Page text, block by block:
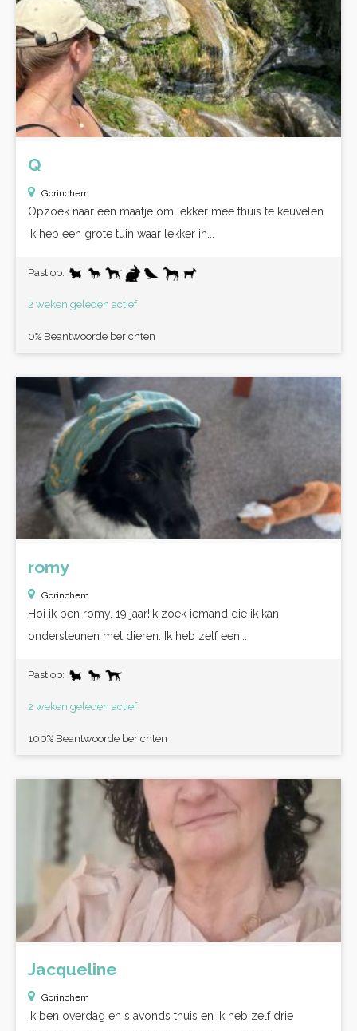
Q
Gorinchem
Opzoek naar een maatje om lekker mee thuis te keuvelen.
Ik heb een grote tuin waar lekker in...
Past op:
2 weken geleden actief
0% Beantwoorde berichten
romy
Gorinchem
Hoi ik ben romy, 19 jaar!Ik zoek iemand die ik kan
ondersteunen met dieren. Ik heb zelf een...
Past op:
2 weken geleden actief
100% Beantwoorde berichten
Jacqueline
Gorinchem
Ik ben overdag en s avonds thuis en ik heb zelf drie